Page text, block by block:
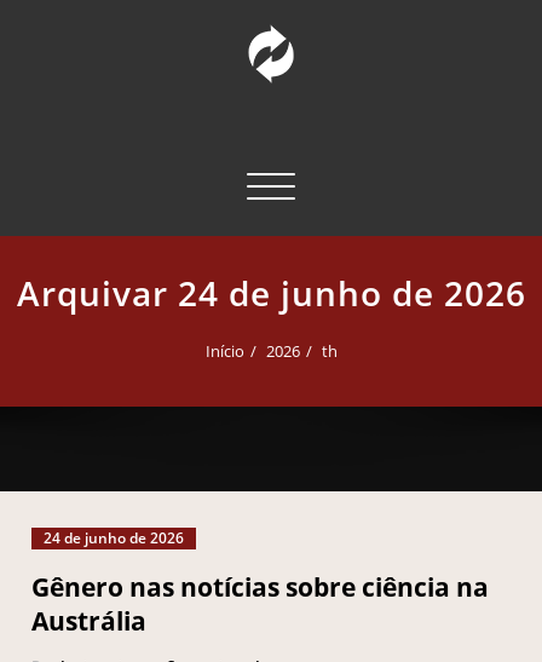
Alternar navegação
Arquivar 24 de junho de 2026
Início 2026 th
24 de junho de 2026
Gênero nas notícias sobre ciência na
Austrália